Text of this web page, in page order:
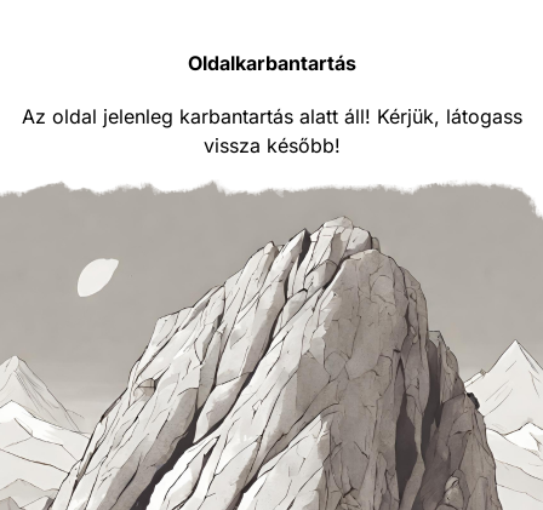
Oldalkarbantartás
Az oldal jelenleg karbantartás alatt áll! Kérjük, látogass
vissza később!